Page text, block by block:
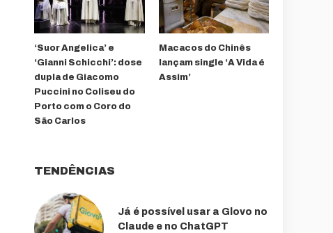
‘Suor Angelica’ e
‘Gianni Schicchi’: dose
dupla de Giacomo
Puccini no Coliseu do
Porto com o Coro do
São Carlos
Macacos do Chinês
lançam single ‘A Vida é
Assim’
TENDÊNCIAS
Já é possível usar a Glovo no
Claude e no ChatGPT